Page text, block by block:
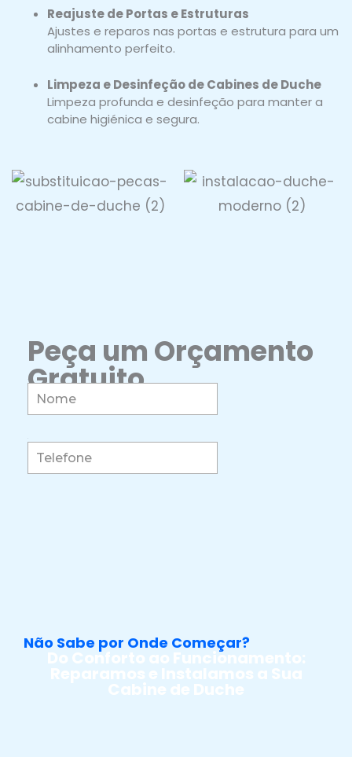
Reajuste de Portas e Estruturas
Ajustes e reparos nas portas e estrutura para um
alinhamento perfeito.
Limpeza e Desinfeção de Cabines de Duche
Limpeza profunda e desinfeção para manter a
cabine higiénica e segura.
Peça um Orçamento
Gratuito
Não Sabe por Onde Começar?
Do Conforto ao Funcionamento:
Reparamos e Instalamos a Sua
Cabine de Duche